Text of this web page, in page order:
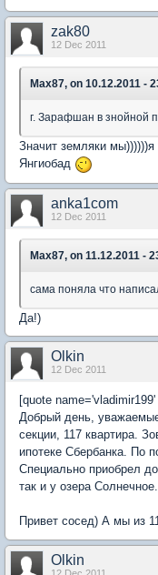
zak80
12 Dec 2011
Max87, on 10.12.2011 -
г. Зарафшан в знойной
Значит земляки мы))))))я
Янгиобад
anka1com
12 Dec 2011
Max87, on 11.12.2011 -
сама поняла что
Да!)
Olkin
12 Dec 2011
[quote
Добрый день,
секции, 117 квартира.
ипотеке Сбербанка. По
Специально приобрел
так и у озера
Привет сосед) А мы из
Olkin